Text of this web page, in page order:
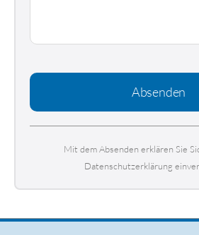
Absenden
Mit dem Absenden erklären Sie
Datenschutzerklärung